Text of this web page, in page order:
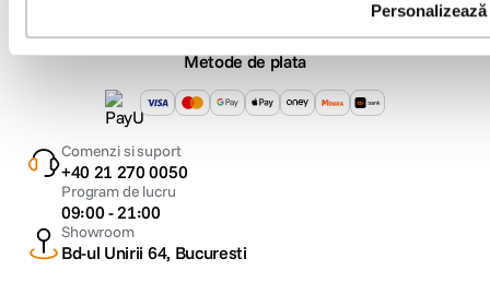
Personalizează
Metode de plata
Comenzi si suport
+40 21 270 0050
Program de lucru
09:00 - 21:00
Showroom
Bd-ul Unirii 64, Bucuresti